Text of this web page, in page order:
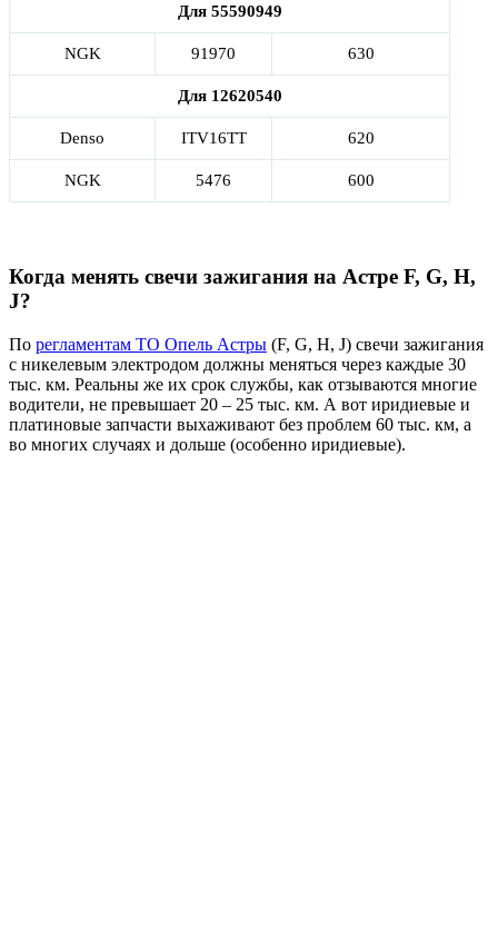
Для 55590949
NGK 91970 630
Для 12620540
Denso ITV16TT 620
NGK 5476 600
Когда менять свечи зажигания на Астре F, G, H,
J?
По регламентам ТО Опель Астры (F, G, H, J) свечи зажигания
с никелевым электродом должны меняться через каждые 30
тыс. км. Реальны же их срок службы, как отзываются многие
водители, не превышает 20 – 25 тыс. км. А вот иридиевые и
платиновые запчасти выхаживают без проблем 60 тыс. км, а
во многих случаях и дольше (особенно иридиевые).